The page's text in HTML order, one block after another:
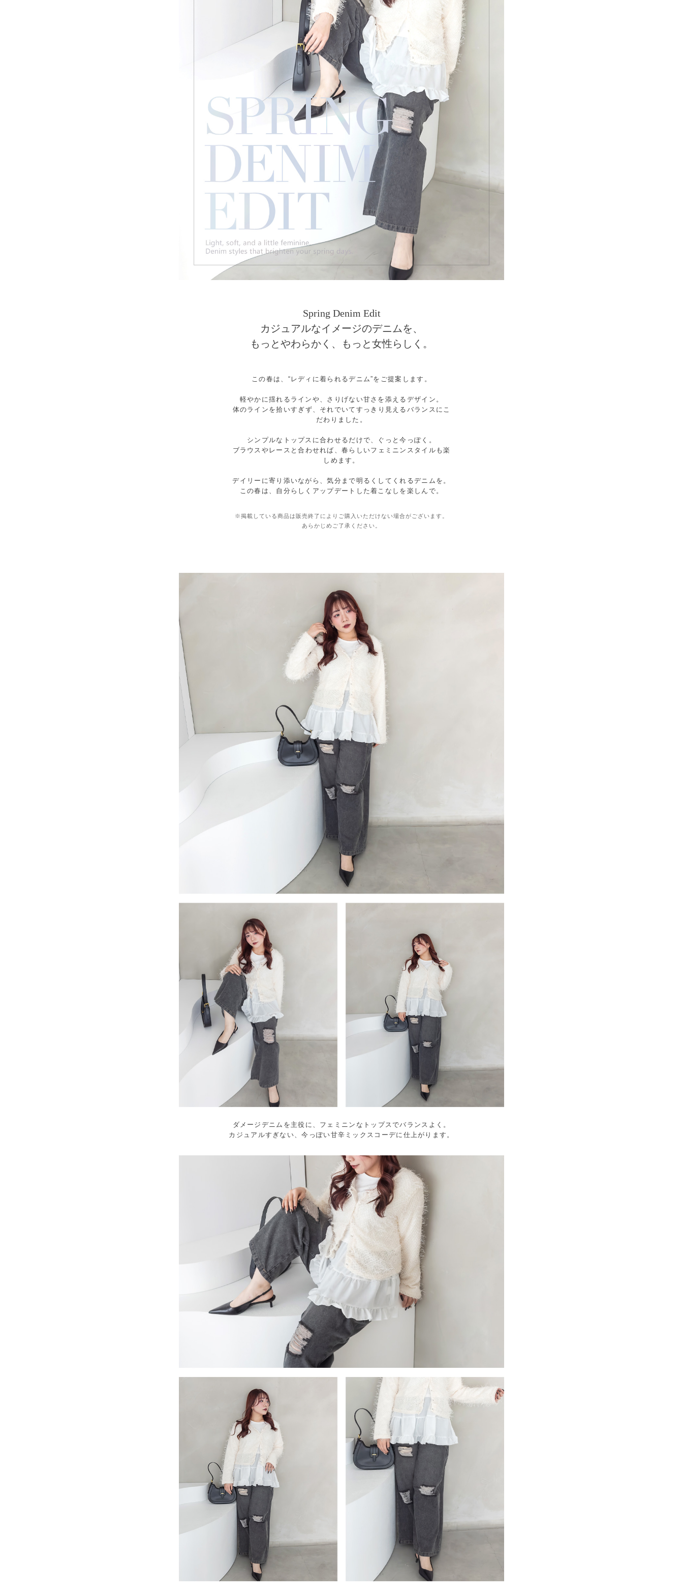
Spring Denim Edit
カジュアルなイメージのデニムを、
もっとやわらかく、もっと女性らしく。
この春は、“レディに着られるデニム”をご提案します。
軽やかに揺れるラインや、さりげない甘さを添えるデザイン。
体のラインを拾いすぎず、それでいてすっきり見えるバランスにこ
だわりました。
シンプルなトップスに合わせるだけで、ぐっと今っぽく。
ブラウスやレースと合わせれば、春らしいフェミニンスタイルも楽
しめます。
デイリーに寄り添いながら、気分まで明るくしてくれるデニムを。
この春は、自分らしくアップデートした着こなしを楽しんで。
※掲載している商品は販売終了によりご購入いただけない場合がございます。
あらかじめご了承ください。
ダメージデニムを主役に、フェミニンなトップスでバランスよく。
カジュアルすぎない、今っぽい甘辛ミックスコーデに仕上がります。